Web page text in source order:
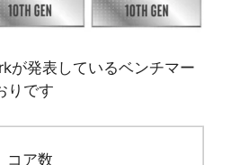
が発表しているベンチマー
りです
コア数